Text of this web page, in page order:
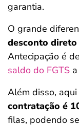
garantia.
O grande
desconto direto
Antecipação é
saldo do FGTS
Além disso,
contratação é
filas, podendo